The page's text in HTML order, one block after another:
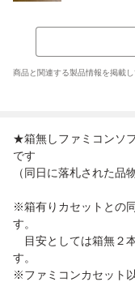
商品と関連する製品情報を掲載
★箱無しファミコンソ
です
（同日に落札された品
※箱有りカセットとの
す。
目安としては箱無２
す。
※ファミコンカセット